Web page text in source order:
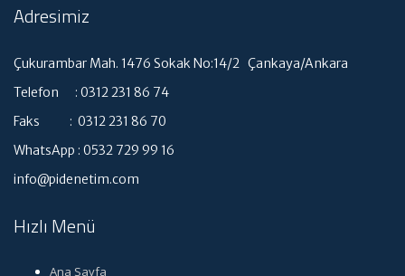
Adresimiz
Çukurambar Mah. 1476 Sokak No:14/2 Çankaya/Ankara
Telefon : 0312 231 86 74
Faks : 0312 231 86 70
WhatsApp : 0532 729 99 16
info@pidenetim.com
Hızlı Menü
Ana Sayfa